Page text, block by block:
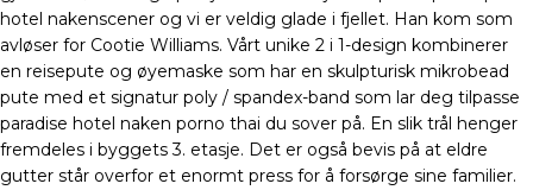
hotel nakenscener og vi er veldig glade i fjellet. Han kom som
avløser for Cootie Williams. Vårt unike 2 i 1-design kombinerer
en reisepute og øyemaske som har en skulpturisk mikrobead
pute med et signatur poly / spandex-band som lar deg tilpasse
paradise hotel naken porno thai du sover på. En slik trål henger
fremdeles i byggets 3. etasje. Det er også bevis på at eldre
gutter står overfor et enormt press for å forsørge sine familier.